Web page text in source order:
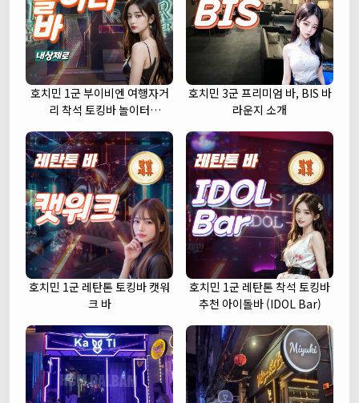
호치민 1군 부이비엔 여행자거
리 착석 토킹바 놀이터
호치민 3군 프리미엄 바, BIS 바
라운지 소개
호치민 1군 레탄톤 토킹바 캣워
크 바
호치민 1군 레탄톤 착석 토킹바
추천 아이돌바 (IDOL Bar)